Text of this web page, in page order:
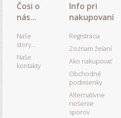
Čosi o
nás...
Naše
story...
Naše
kontakty
Info pri
nakupovaní
Registrácia
Zoznam želaní
Ako nakupovať
Obchodné
podmienky
Alternatívne
riešenie
sporov